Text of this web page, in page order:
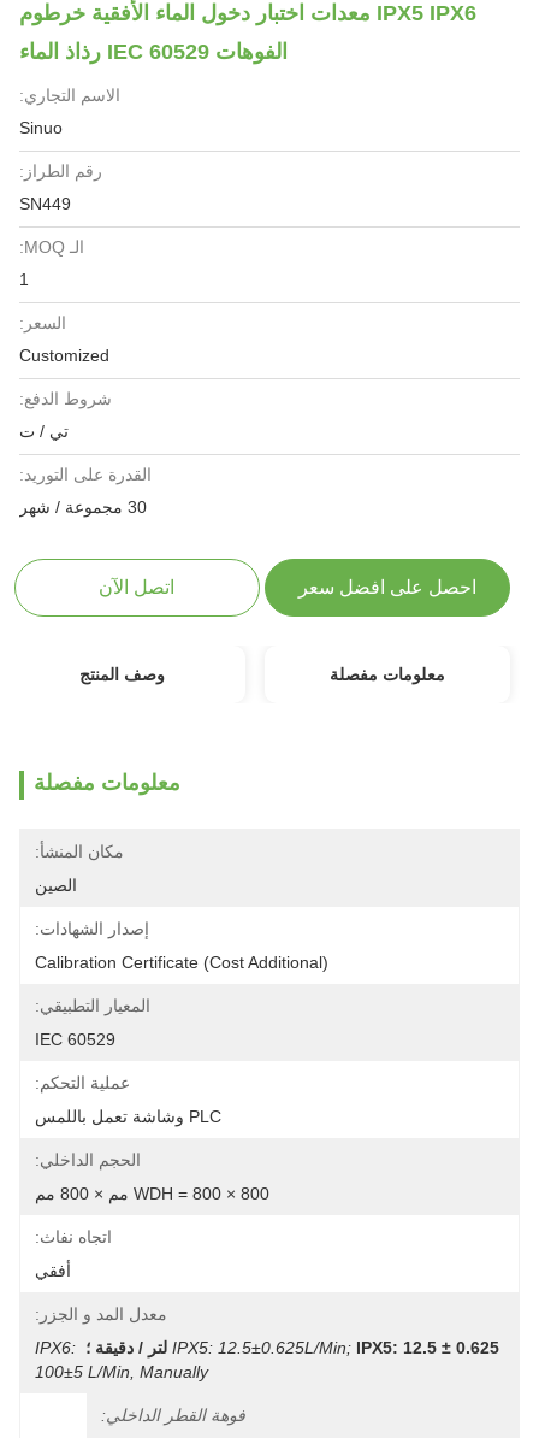
IPX5 IPX6 معدات اختبار دخول الماء الأفقية خرطوم
الفوهات IEC 60529 رذاذ الماء
الاسم التجاري:
Sinuo
رقم الطراز:
SN449
الـ MOQ:
السعر:
Customized
شروط الدفع:
تي / ت
القدرة على التوريد:
30 مجموعة / شهر
احصل على افضل سعر اتصل الآن
معلومات مفصلة وصف المنتج
معلومات مفصلة
مكان المنشأ:
الصين
إصدار الشهادات:
Calibration Certificate (Cost Additional)
المعيار التطبيقي:
IEC 60529
عملية التحكم:
PLC وشاشة تعمل باللمس
الحجم الداخلي:
WDH = 800 × 800 مم × 800 مم
اتجاه نفاث:
أفقي
معدل المد و الجزر:
IPX5: 12.5±0.625L/min; IPX5: 12.5 ± 0.625 لتر / دقيقة ؛
IPX6:
100±5 L/min, Manually
فوهة القطر الداخلي: